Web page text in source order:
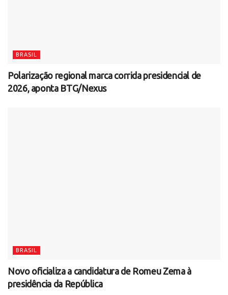
BRASIL
Polarização regional marca corrida presidencial de
2026, aponta BTG/Nexus
BRASIL
Novo oficializa a candidatura de Romeu Zema à
presidência da República